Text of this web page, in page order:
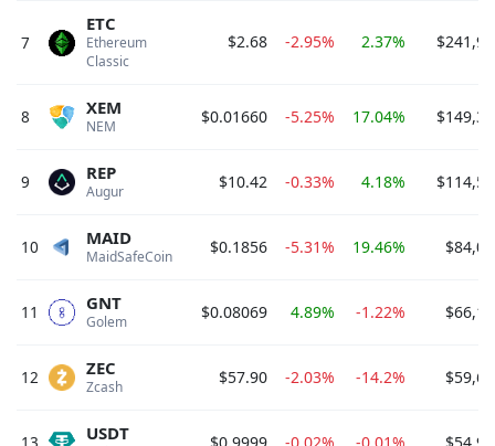
7
Ethereum
Classic
ETC
$2.68 -2.95% 2.37%
8 NEM
XEM $0.01660 -5.25% 17.04%
9 Augur
REP $10.42 -0.33% 4.18%
10 MaidSafeCoin
MAID $0.1856 -5.31% 19.46%
11 Golem
GNT $0.08069 4.89% -1.22%
12 Zcash
ZEC $57.90 -2.03% -14.2%
USDT